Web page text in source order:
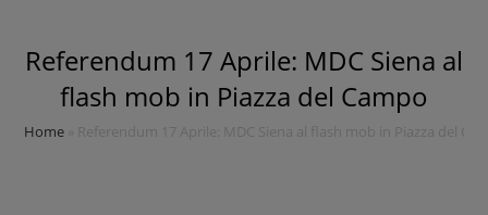
Referendum 17 Aprile: MDC Siena al
flash mob in Piazza del Campo
Home Referendum 17 Aprile: MDC Siena al flash mob in Piazza del